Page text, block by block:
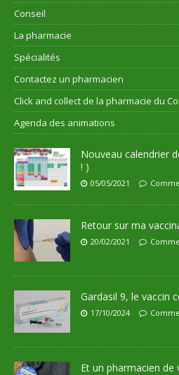
Conseil
La pharmacie
Spécialités
Contactez un pharmacien
Click and collect de la pharmacie du
Agenda des animations
Nouveau calendrier
! )
05/05/2021
Retour sur ma
20/02/2021
Gardasil 9, le vaccin
17/10/2024
Et un pharmacien de